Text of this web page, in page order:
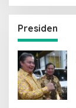
Presiden